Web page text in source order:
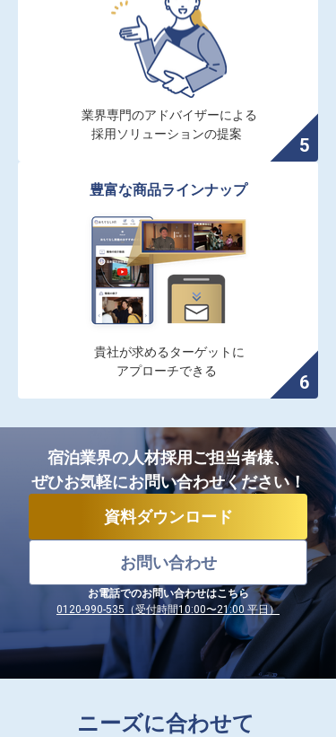
業界専門のアドバイザーによる
採用ソリューションの提案
豊富な商品ラインナップ
貴社が求めるターゲットに
アプローチできる
宿泊業界の人材採用ご担当者様、
ぜひお気軽にお問い合わせください！
お問い合わせ
資料ダウンロード
お電話でのお問い合わせはこちら
0120-990-535（受付時間10:00〜21:00 平日）
ニーズに合わせて